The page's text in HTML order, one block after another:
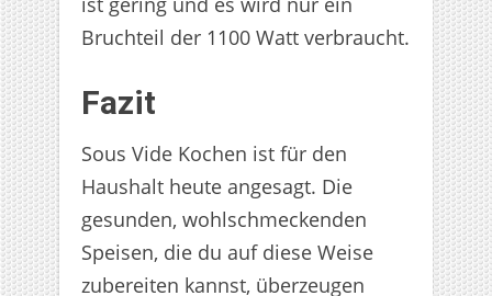
Bruchteil der 1100 Watt verbraucht.
Fazit
Sous Vide Kochen ist für den
Haushalt heute angesagt. Die
gesunden, wohlschmeckenden
Speisen, die du auf diese Weise
zubereiten kannst, überzeugen